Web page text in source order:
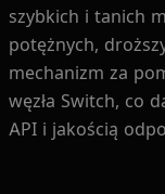
szybkich i tanich
potężnych,
mechanizm za
węzła Switch, co
API i jakością